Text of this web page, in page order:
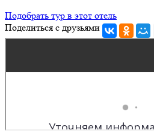
Подобрать тур в этот отель
Поделиться с друзьями